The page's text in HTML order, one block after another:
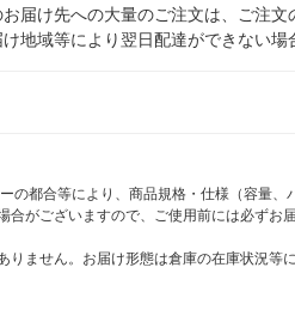
届け先への大量のご注文は、ご注文
域等により翌日配達ができない場
都合等により、商品規格・仕様（容量、
がございますので、ご使用前には必ずお
ません。お届け形態は倉庫の在庫状況等